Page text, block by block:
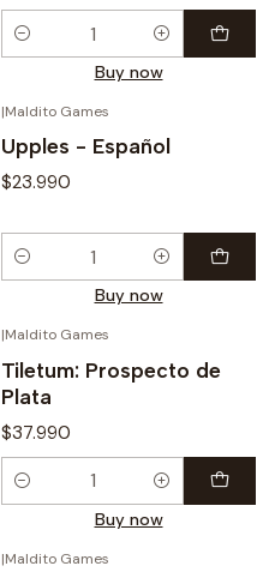
Quantity
Buy now
|Maldito Games
Upples - Español
$23.990
Quantity
Buy now
|Maldito Games
Tiletum: Prospecto de
Plata
$37.990
Quantity
Buy now
|Maldito Games